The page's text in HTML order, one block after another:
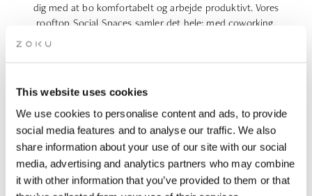
This website uses cookies
We use cookies to personalise content and ads, to provide
social media features and to analyse our traffic. We also
share information about your use of our site with our social
media, advertising and analytics partners who may combine
it with other information that you’ve provided to them or that
dig med at bo komfortabelt og arbejde produktivt. Vores
rooftop Social Spaces samler det hele: med coworking,
mødelokaler, events, spisning og drinks, alt sammen under ét
cykel- eller metrotur væk.
OMTALT I...